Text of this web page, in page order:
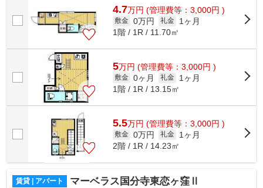
4.7万円 (管理費等：3,000円 )
敷金 0万円 礼金
1ヶ月
1階 / 1R / 11.70㎡
5万円 (管理費等：3,000円 )
敷金 0ヶ月 礼金
1ヶ月
1階 / 1R / 13.15㎡
5.5万円 (管理費等：3,000円 )
敷金 0万円 礼金
1ヶ月
2階 / 1R / 14.23㎡
賃貸 | アパート マーベラス国分寺東恋ヶ窪Ⅱ